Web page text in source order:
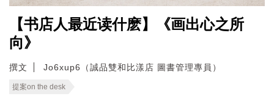
【书店人最近读什麽】《画出心之所
向》
撰文 Jo6xup6（誠品雙和比漾店 圖書管理專員）
提案on the desk